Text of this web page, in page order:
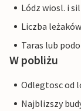
Lódz wiosl. i
Liczba
Taras lub
W pobliżu
Odlegtosc od
Najblizszy